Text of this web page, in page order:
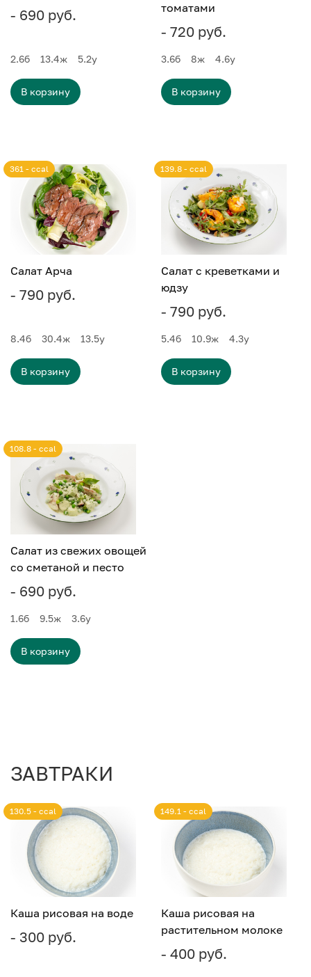
- 690 руб.
2.6б 13.4ж 5.2у
В корзину
томатами
- 720 руб.
3.6б 8ж 4.6у
В корзину
Салат Арча
- 790 руб.
361 - ccal
8.4б 30.4ж 13.5у
В корзину
Салат с креветками и
юдзу
- 790 руб.
139.8 - ccal
5.4б 10.9ж 4.3у
В корзину
Салат из свежих овощей
со сметаной и песто
- 690 руб.
108.8 - ccal
1.6б 9.5ж 3.6у
В корзину
ЗАВТРАКИ
Каша рисовая на воде
- 300 руб.
130.5 - ccal
Каша рисовая на
растительном молоке
- 400 руб.
149.1 - ccal